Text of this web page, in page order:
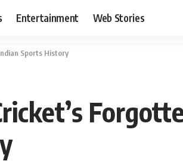
Entertainment Web Stories
Sports History